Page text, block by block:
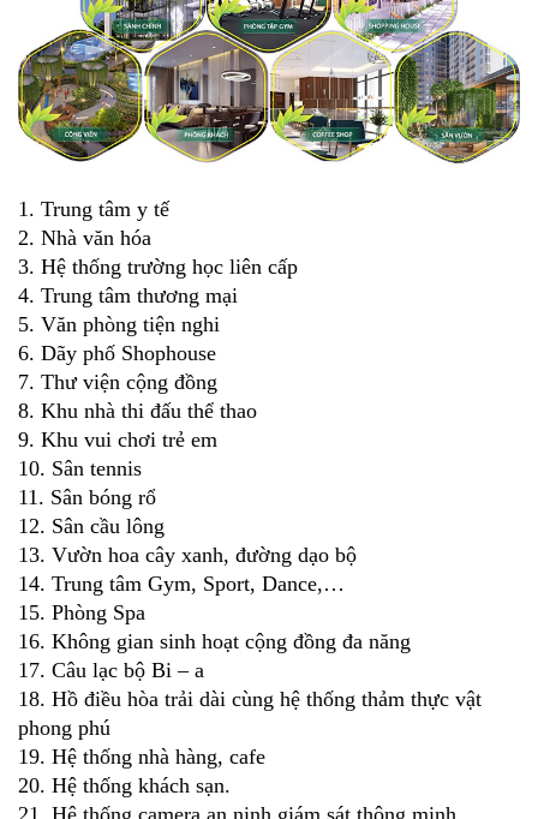
1. Trung tâm y tế
2. Nhà văn hóa
3. Hệ thống trường học liên cấp
4. Trung tâm thương mại
5. Văn phòng tiện nghi
6. Dãy phố Shophouse
7. Thư viện cộng đồng
8. Khu nhà thi đấu thể thao
9. Khu vui chơi trẻ em
10. Sân tennis
11. Sân bóng rổ
12. Sân cầu lông
13. Vườn hoa cây xanh, đường dạo bộ
14. Trung tâm Gym, Sport, Dance,…
15. Phòng Spa
16. Không gian sinh hoạt cộng đồng đa năng
17. Câu lạc bộ Bi – a
18. Hồ điều hòa trải dài cùng hệ thống thảm thực vật
phong phú
19. Hệ thống nhà hàng, cafe
20. Hệ thống khách sạn.